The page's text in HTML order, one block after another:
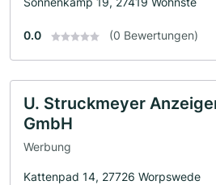
0.0 (0 Bewertungen)
U. Struckmeyer
GmbH
Werbung
Kattenpad 14, 27726 Worpswede